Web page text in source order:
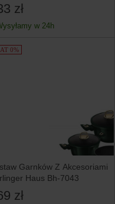
stal 18/10
zł
w 24h
0%
Garnków Z Akcesoriami
Haus Bh-7043
zł